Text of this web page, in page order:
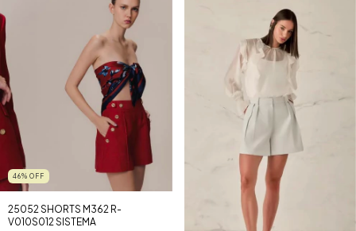
46% OFF
25052 SHORTS M362 R-
V010S012 SISTEMA